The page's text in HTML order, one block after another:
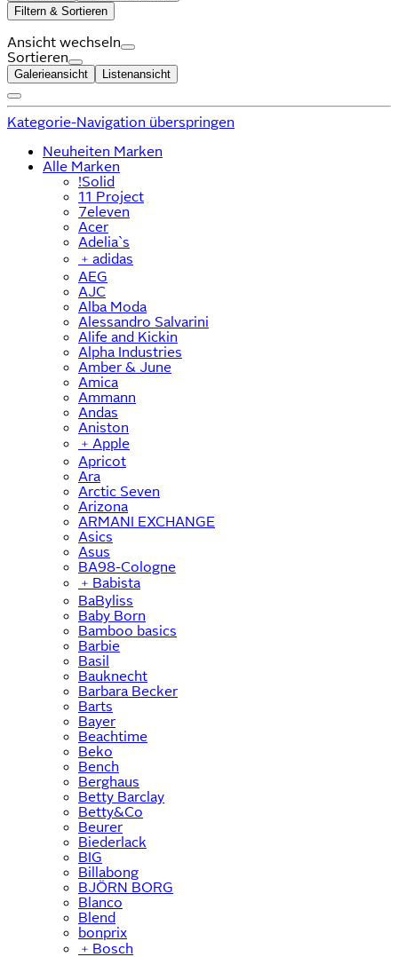
Filtern & Sortieren
Ansicht wechseln
Sortieren
Galerieansicht Listenansicht
Kategorie-Navigation überspringen
Neuheiten Marken
Alle Marken
!Solid
11 Project
7eleven
Acer
Adelia`s
﹢ adidas
AEG
AJC
Alba Moda
Alessandro Salvarini
Alife and Kickin
Alpha Industries
Amber & June
Amica
Ammann
Andas
Aniston
﹢ Apple
Apricot
Ara
Arctic Seven
Arizona
ARMANI EXCHANGE
Asics
Asus
BA98-Cologne
﹢ Babista
BaByliss
Baby Born
Bamboo basics
Barbie
Basil
Bauknecht
Barbara Becker
Barts
Bayer
Beachtime
Beko
Bench
Berghaus
Betty Barclay
Betty&Co
Beurer
Biederlack
BIG
Billabong
BJÖRN BORG
Blanco
Blend
bonprix
﹢ Bosch